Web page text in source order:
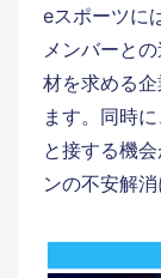
eスポーツに
メンバーと
材を求める
ます。同時
と接する機
ンの不安解消